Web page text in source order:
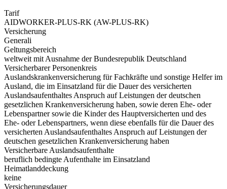
Tarif
AIDWORKER-PLUS-RK (AW-PLUS-RK)
Versicherung
Generali
Geltungsbereich
weltweit mit Ausnahme der Bundesrepublik Deutschland
Versicherbarer Personenkreis
Auslandskrankenversicherung für Fachkräfte und sonstige Helfer im
Ausland, die im Einsatzland für die Dauer des versicherten
Auslandsaufenthaltes Anspruch auf Leistungen der deutschen
gesetzlichen Krankenversicherung haben, sowie deren Ehe- oder
Lebenspartner sowie die Kinder des Hauptversicherten und des
Ehe- oder Lebenspartners, wenn diese ebenfalls für die Dauer des
versicherten Auslandsaufenthaltes Anspruch auf Leistungen der
deutschen gesetzlichen Krankenversicherung haben
Versicherbare Auslandsaufenthalte
beruflich bedingte Aufenthalte im Einsatzland
Heimatlanddeckung
keine
Versicherungsdauer